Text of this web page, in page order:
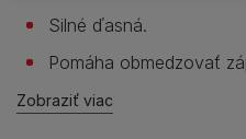
Silné ďasná.
Pomáha obmedzovať
Zobraziť viac